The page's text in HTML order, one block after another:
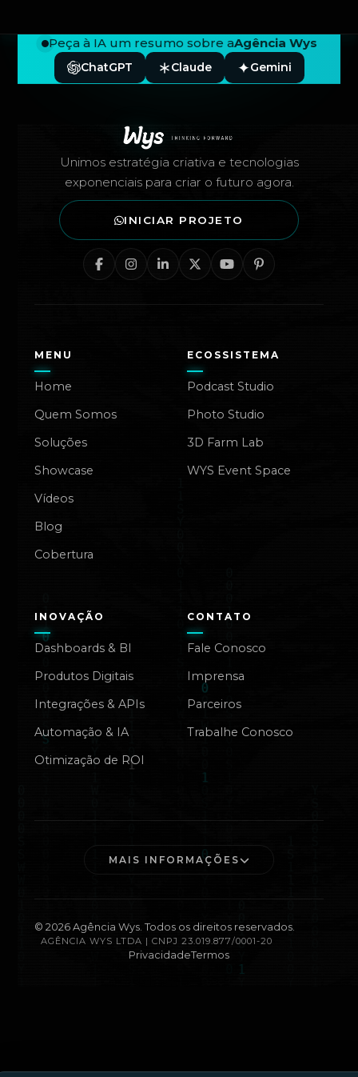
Peça à IA um resumo sobre aAgência Wys
ChatGPT Claude Gemini
Unimos estratégia criativa e tecnologias
exponenciais para criar o futuro agora.
INICIAR PROJETO
MENU
Home
Quem Somos
Soluções
Showcase
Vídeos
Blog
Cobertura
ECOSSISTEMA
Podcast Studio
Photo Studio
3D Farm Lab
WYS Event Space
INOVAÇÃO
Dashboards & BI
Produtos Digitais
Integrações & APIs
Automação & IA
Otimização de ROI
CONTATO
Fale Conosco
Imprensa
Parceiros
Trabalhe Conosco
MAIS INFORMAÇÕES
© 2026Agência Wys. Todos os direitos reservados.
AGÊNCIA WYS LTDA | CNPJ 23.019.877/0001-20
PrivacidadeTermos